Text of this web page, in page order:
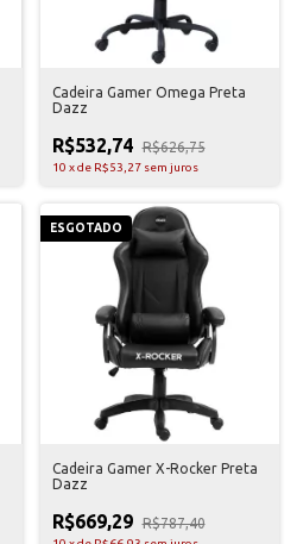
Cadeira Gamer Omega Preta
Dazz
R$532,74 R$626,75
10 xde R$53,27 sem juros
ESGOTADO
Cadeira Gamer X-Rocker Preta
Dazz
R$669,29 R$787,40